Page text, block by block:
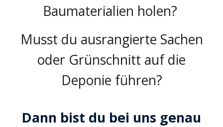
Baumaterialien holen?
Musst du ausrangierte Sachen
oder Grünschnitt auf die
Deponie führen?
Dann bist du bei uns genau